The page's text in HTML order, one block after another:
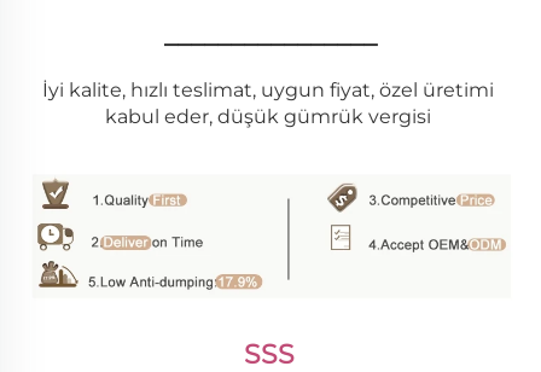
________________
İyi kalite, hızlı teslimat, uygun fiyat, özel üretimi
kabul eder, düşük gümrük vergisi
SSS